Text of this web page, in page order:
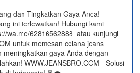
dan Tingkatkan Gaya Anda!
ini terlewatkan! Hubungi kami
wa.me/62816562888​ atau kunjungi
untuk memesan celana jeans
meningkatkan gaya Anda dengan
WWW.JEANSBRO.COM - Solusi